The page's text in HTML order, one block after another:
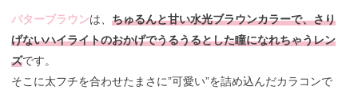
バターブラウンは、ちゅるんと甘い水光ブラウンカラーで、さり
げないハイライトのおかげでうるうるとした瞳になれちゃうレン
ズです。
そこに太フチを合わせたまさに”可愛い”を詰め込んだカラコンで